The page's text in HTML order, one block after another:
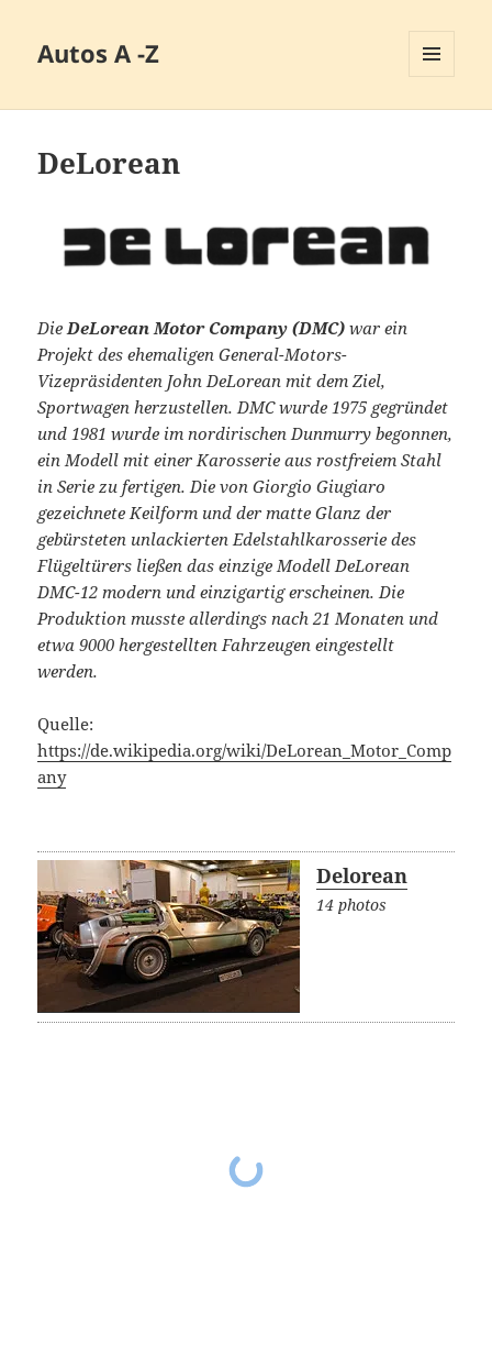
Autos A -Z
DeLorean
DieDeLorean Motor Company (DMC) war ein
Projekt des ehemaligen General-Motors-
Vizepräsidenten John DeLorean mit dem Ziel,
Sportwagen herzustellen. DMC wurde 1975 gegründet
und 1981 wurde im nordirischen Dunmurry begonnen,
ein Modell mit einer Karosserie aus rostfreiem Stahl
in Serie zu fertigen. Die von Giorgio Giugiaro
gezeichnete Keilform und der matte Glanz der
gebürsteten unlackierten Edelstahlkarosserie des
Flügeltürers ließen das einzige Modell DeLorean
DMC-12 modern und einzigartig erscheinen. Die
Produktion musste allerdings nach 21 Monaten und
etwa 9000 hergestellten Fahrzeugen eingestellt
werden.
Quelle:
https://de.wikipedia.org/wiki/DeLorean_Motor_Comp
any
Delorean
14 photos